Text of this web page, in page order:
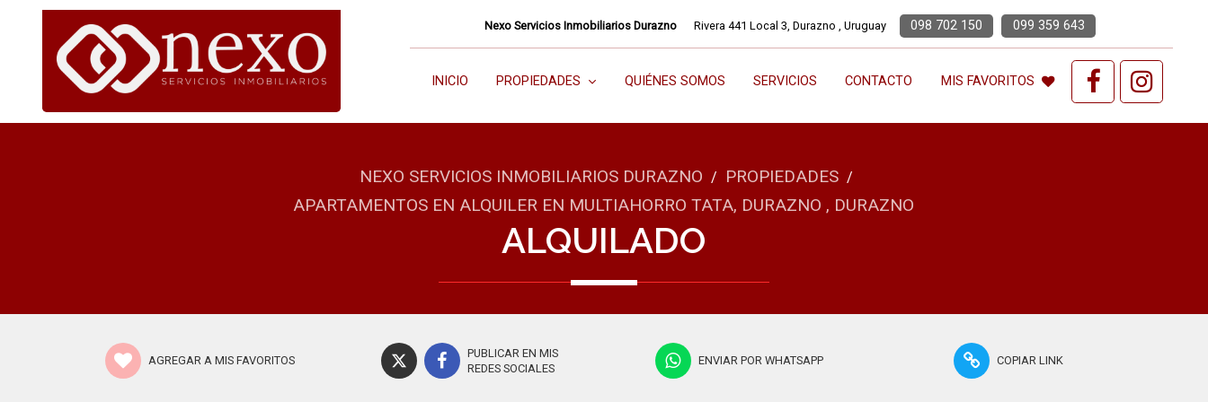
Nexo Servicios Inmobiliarios Durazno Rivera 441 Local 3, Durazno , Uruguay 098 702 150 099 359 643
INICIO PROPIEDADES QUIÉNES SOMOS SERVICIOS CONTACTO MIS FAVORITOS
NEXO SERVICIOS INMOBILIARIOS DURAZNO / PROPIEDADES /
APARTAMENTOS EN ALQUILER EN MULTIAHORRO TATA, DURAZNO , DURAZNO
ALQUILADO
AGREGAR A MIS FAVORITOS
PUBLICAR EN MIS
REDES SOCIALES
ENVIAR POR WHATSAPP COPIAR LINK